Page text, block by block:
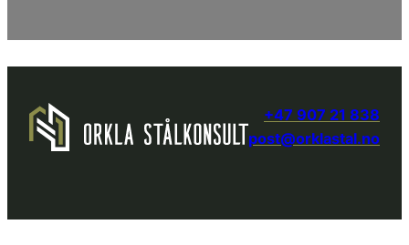
+47 907 21 838
post@orklastal.no